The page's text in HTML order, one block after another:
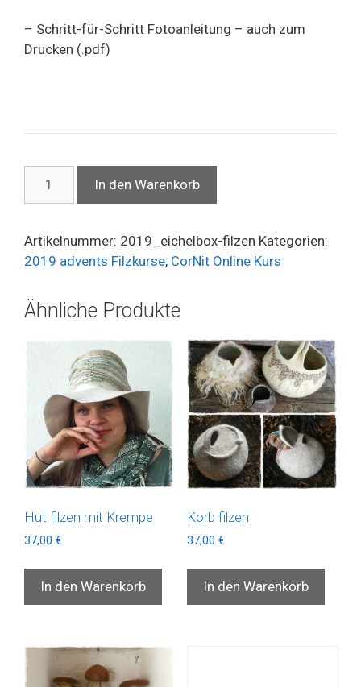
– Schritt-für-Schritt Fotoanleitung – auch zum
Drucken (.pdf)
Filzkurs
Menge
In den Warenkorb
e
r
i
v
e
:
Artikelnummer: 2019_eichelbox-filzen Kategorien:
2019 advents Filzkurse, CorNit Online Kurs
Ähnliche Produkte
Hut filzen mit Krempe
37,00 €
In den Warenkorb
Korb filzen
37,00 €
In den Warenkorb